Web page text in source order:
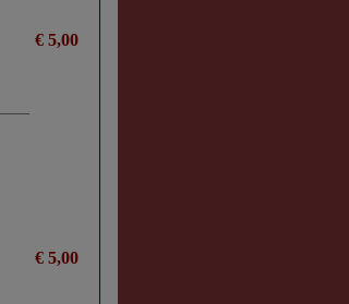
€ 5,00
€ 5,00